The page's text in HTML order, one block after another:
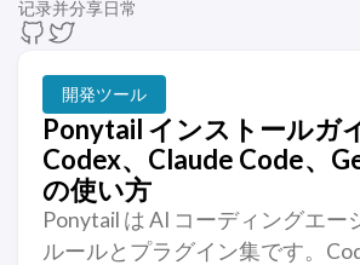
记录并分享日常
開発ツール
Ponytail インストールガ
Codex、Claude Code、
の使い方
Ponytail は AI コーディングエー
ルールとプラグイン集です。